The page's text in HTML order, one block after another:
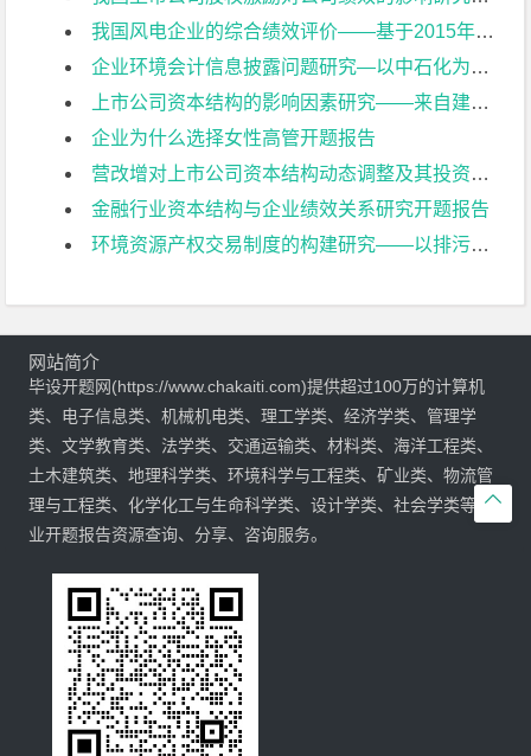
我国风电企业的综合绩效评价——基于2015年上市公司的数据开题报告
企业环境会计信息披露问题研究—以中石化为例开题报告
上市公司资本结构的影响因素研究——来自建筑业上市公司的经验证据开题报告
企业为什么选择女性高管开题报告
营改增对上市公司资本结构动态调整及其投资效率影响研究开题报告
金融行业资本结构与企业绩效关系研究开题报告
环境资源产权交易制度的构建研究——以排污权交易为例开题报告

网站简介
毕设开题网(https://www.chakaiti.com)提供超过100万的计算机
类、电子信息类、机械机电类、理工学类、经济学类、管理学
类、文学教育类、法学类、交通运输类、材料类、海洋工程类、
土木建筑类、地理科学类、环境科学与工程类、矿业类、物流管
理与工程类、化学化工与生命科学类、设计学类、社会学类等专
业开题报告资源查询、分享、咨询服务。